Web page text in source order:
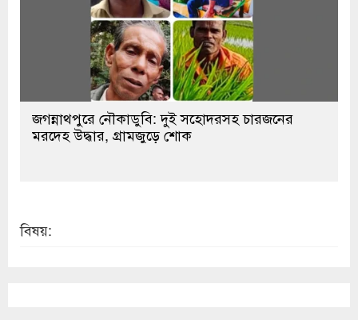
জগন্নাথপুরে নৌকাডুবি: দুই সহোদরসহ চারজনের
মরদেহ উদ্ধার, গ্রামজুড়ে শোক
বিষয়: